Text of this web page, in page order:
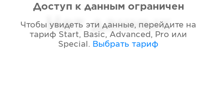
Нет данных
Доступ к данным ограничен
Чтобы увидеть эти данные, перейдите на
тариф Start, Basic, Advanced, Pro или
Special . Выбрать тариф